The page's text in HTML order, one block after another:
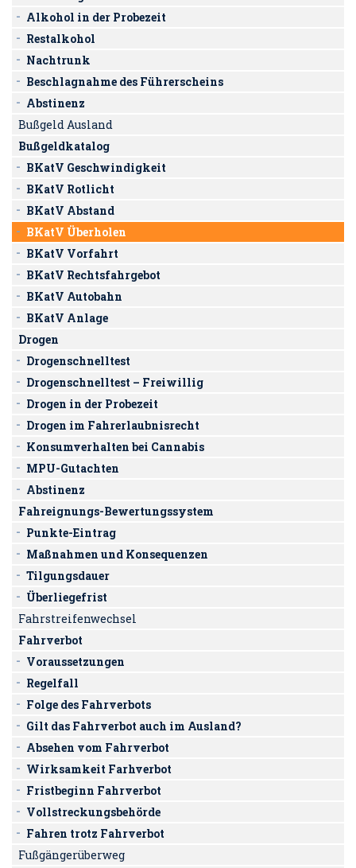
Alkohol in der Probezeit
Restalkohol
Nachtrunk
Beschlagnahme des Führerscheins
Abstinenz
Bußgeld Ausland
Bußgeldkatalog
BKatV Geschwindigkeit
BKatV Rotlicht
BKatV Abstand
BKatV Überholen
BKatV Vorfahrt
BKatV Rechtsfahrgebot
BKatV Autobahn
BKatV Anlage
Drogen
Drogenschnelltest
Drogenschnelltest – Freiwillig
Drogen in der Probezeit
Drogen im Fahrerlaubnisrecht
Konsumverhalten bei Cannabis
MPU-Gutachten
Abstinenz
Fahreignungs-Bewertungssystem
Punkte-Eintrag
Maßnahmen und Konsequenzen
Tilgungsdauer
Überliegefrist
Fahrstreifenwechsel
Fahrverbot
Voraussetzungen
Regelfall
Folge des Fahrverbots
Gilt das Fahrverbot auch im Ausland?
Absehen vom Fahrverbot
Wirksamkeit Farhverbot
Fristbeginn Fahrverbot
Vollstreckungsbehörde
Fahren trotz Fahrverbot
Fußgängerüberweg